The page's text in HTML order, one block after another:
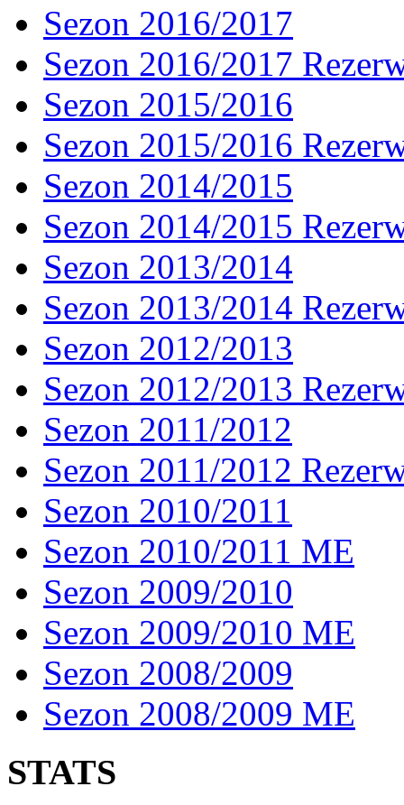
Sezon 2016/2017
Sezon 2016/2017
Sezon 2015/2016
Sezon 2015/2016
Sezon 2014/2015
Sezon 2014/2015
Sezon 2013/2014
Sezon 2013/2014
Sezon 2012/2013
Sezon 2012/2013
Sezon 2011/2012
Sezon 2011/2012
Sezon 2010/2011
Sezon 2010/2011 ME
Sezon 2009/2010
Sezon 2009/2010 ME
Sezon 2008/2009
Sezon 2008/2009 ME
STATS